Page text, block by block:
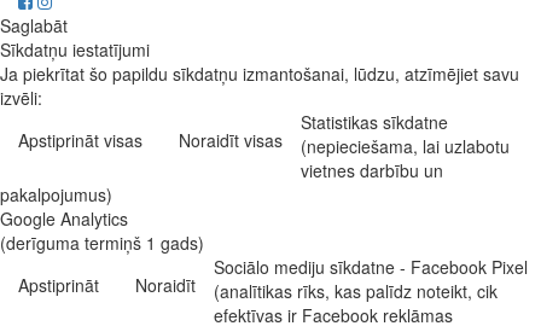
Saglabāt
Sīkdatņu iestatījumi
Ja piekrītat šo papildu sīkdatņu izmantošanai, lūdzu, atzīmējiet savu
izvēli:
Apstiprināt visas
Noraidīt visas
Statistikas sīkdatne
(nepieciešama, lai uzlabotu
vietnes darbību un
pakalpojumus)
Google Analytics
(derīguma termiņš 1 gads)
Apstiprināt
Noraidīt
Sociālo mediju sīkdatne - Facebook Pixel
(analītikas rīks, kas palīdz noteikt, cik
efektīvas ir Facebook reklāmas